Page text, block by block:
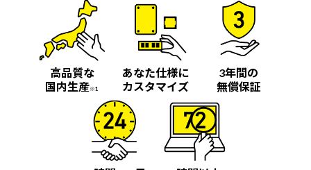
高品質な
国内生産※1
あなた仕様に
カスタマイズ
3年間の
無償保証